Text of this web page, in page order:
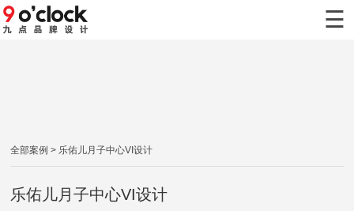
×
新闻动态
关于九点
☰
全部案例 > 乐佑儿月子中心VI设计
乐佑儿月子中心VI设计